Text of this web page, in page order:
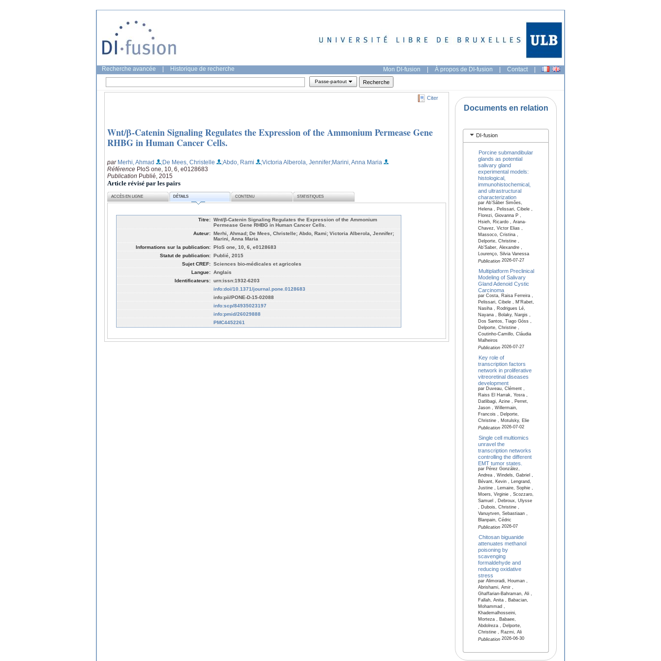
Recherche avancée Historique de recherche Mon DI-fusion | À propos de DI-fusion | Contact |
Passe-partout
Citer
Wnt/β-Catenin Signaling Regulates the Expression of the Ammonium Permease Gene
RHBG in Human Cancer Cells.
par Merhi, Ahmad ;De Mees, Christelle ;Abdo, Rami ;Victoria Alberola, Jennifer;Marini, Anna Maria
Référence PloS one, 10, 6, e0128683
Publication Publié, 2015
Article révisé par les pairs
ACCÈS EN LIGNE DÉTAILS CONTENU STATISTIQUES
Titre: Wnt/β-Catenin Signaling Regulates the Expression of the Ammonium
Permease Gene RHBG in Human Cancer Cells.
Auteur: Merhi, Ahmad; De Mees, Christelle; Abdo, Rami; Victoria Alberola, Jennifer;
Marini, Anna Maria
Informations sur la publication: PloS one, 10, 6, e0128683
Statut de publication: Publié, 2015
Sujet CREF: Sciences bio-médicales et agricoles
Langue: Anglais
Identificateurs: urn:issn:1932-6203
info:doi/10.1371/journal.pone.0128683
info:pii/PONE-D-15-02088
info:scp/84935023197
info:pmid/26029888
PMC4452261
Documents en relation
DI-fusion
Porcine submandibular
glands as potential
salivary gland
experimental models:
histological,
immunohistochemical,
and ultrastructural
characterization
par Ab’Sáber Simões,
Helena , Pelissari, Cibele ,
Florezi, Giovanna P ,
Hsieh, Ricardo , Arana-
Chavez, Victor Elias ,
Massoco, Cristina ,
Delporte, Christine ,
Ab’Saber, Alexandre ,
Lourenço, Silvia Vanessa
Publication2026-07-27
Multiplatform Preclinical
Modeling of Salivary
Gland Adenoid Cystic
Carcinoma
par Costa, Raisa Ferreira ,
Pelissari, Cibele , M'Rabet,
Nasiha , Rodrigues Lé,
Nayana , Bolaky, Nargis ,
Dos Santos, Tiago Góss ,
Delporte, Christine ,
Coutinho-Camillo, Cláudia
Malheiros
Publication2026-07-27
Key role of
transcription factors
network in proliferative
vitreoretinal diseases
development
par Duveau, Clément ,
Raiss El Harrak, Yosra ,
Datlibagi, Azine , Perret,
Jason , Willermain,
Francois , Delporte,
Christine , Motulsky, Elie
Publication2026-07-02
Single cell multiomics
unravel the
transcription networks
controlling the different
EMT tumor states.
par Pérez González,
Andrea , Windels, Gabriel ,
Bévant, Kevin , Lengrand,
Justine , Lemaire, Sophie ,
Moers, Virginie , Scozzaro,
Samuel , Debroux, Ulysse
, Dubois, Christine ,
Vanuytven, Sebastiaan ,
Blanpain, Cédric
Publication2026-07
Chitosan biguanide
attenuates methanol
poisoning by
scavenging
formaldehyde and
reducing oxidative
stress
par Alimoradi, Houman ,
Abrishami, Amir ,
Ghaffarian-Bahraman, Ali ,
Fallah, Anita , Babacian,
Mohammad ,
Khademalhosseini,
Morteza , Babaee,
Abdolreza , Delporte,
Christine , Razmi, Ali
Publication2026-06-30